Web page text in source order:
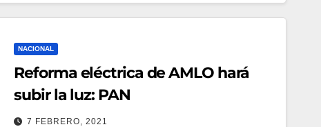
NACIONAL
Reforma eléctrica de AMLO hará
subir la luz: PAN
7 FEBRERO, 2021